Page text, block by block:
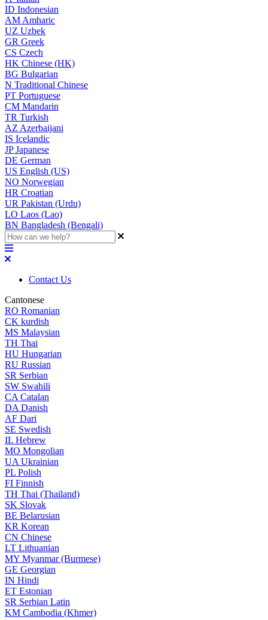
ID Indonesian
AM Amharic
UZ Uzbek
GR Greek
CS Czech
HK Chinese (HK)
BG Bulgarian
N Traditional Chinese
PT Portuguese
CM Mandarin
TR Turkish
AZ Azerbaijani
IS Icelandic
JPJapanese
DE German
US English (US)
NO Norwegian
HR Croatian
UR Pakistan (Urdu)
LO Laos (Lao)
BN Bangladesh (Bengali)
Contact Us
Cantonese
RO Romanian
CK kurdish
MS Malaysian
TH Thai
HU Hungarian
RU Russian
SR Serbian
SW Swahili
CA Catalan
DA Danish
AF Dari
SE Swedish
IL Hebrew
MO Mongolian
UA Ukrainian
PL Polish
FI Finnish
TH Thai (Thailand)
SK Slovak
BE Belarusian
KR Korean
CN Chinese
LT Lithuanian
MY Myanmar (Burmese)
GE Georgian
IN Hindi
ET Estonian
SR Serbian Latin
KM Cambodia (Khmer)